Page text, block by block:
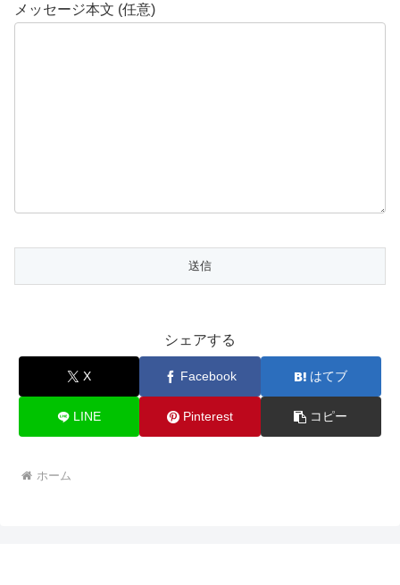
メッセージ本文 (任意)
シェアする
X Facebook はてブ
LINE Pinterest コピー
ホーム